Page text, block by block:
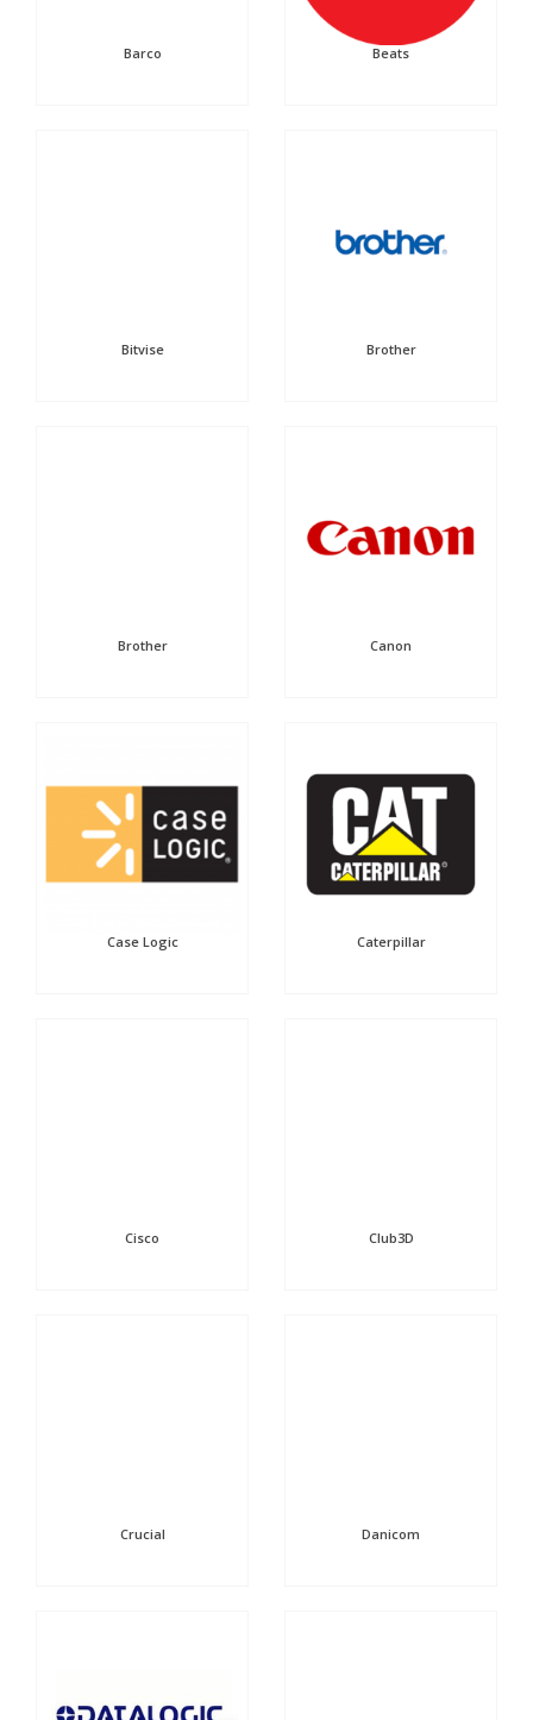
Barco Beats
Bitvise Brother
Brother Canon
Case Logic Caterpillar
Cisco Club3D
Crucial Danicom